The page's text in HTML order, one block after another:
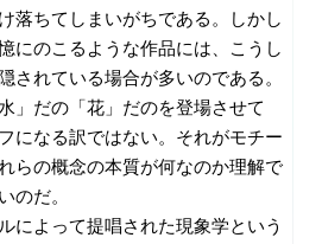
落ちてしまいがちである。しかし
にのこるような作品には、こうし
されている場合が多いのである。
」だの「花」だのを登場させて
になる訳ではない。それがモチー
らの概念の本質が何なのか理解で
のだ。
によって提唱された現象学という